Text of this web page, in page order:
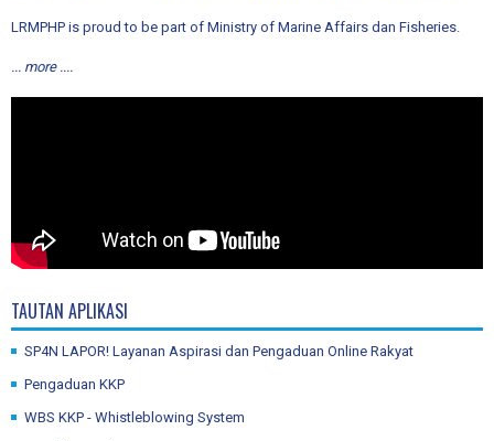
LRMPHP is proud to be part of Ministry of Marine Affairs dan Fisheries.
... more ....
TAUTAN APLIKASI
SP4N LAPOR! Layanan Aspirasi dan Pengaduan Online Rakyat
Pengaduan KKP
WBS KKP - Whistleblowing System